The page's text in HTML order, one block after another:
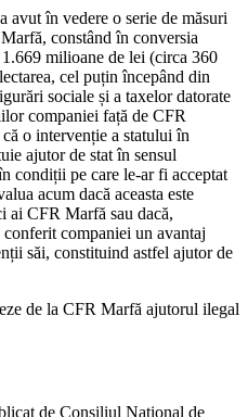
avut în vedere o serie de măsuri
constând în conversia
milioane de lei (circa 360
cel puțin începând din
sociale și a taxelor datorate
companiei față de CFR
o intervenție a statului în
ajutor de stat în sensul
condiții pe care le-ar fi acceptat
acum dacă aceasta este
ai CFR Marfă sau dacă,
companiei un avantaj
săi, constituind astfel ajutor de
de la CFR Marfă ajutorul ilegal
de Consiliul Național de